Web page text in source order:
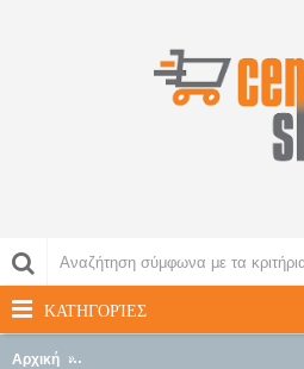
ΚΑΤΗΓΟΡΊΕΣ
Αρχική TELEMAX 36-1200